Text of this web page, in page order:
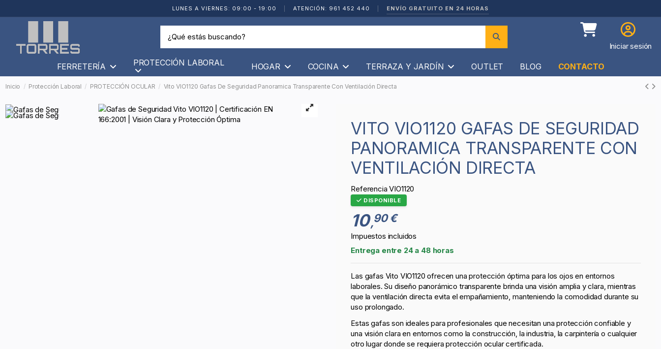
LUNES A VIERNES: 09:00 - 19:00 ATENCIÓN: 961 452 440 ENVÍO GRATUITO EN 24 HORAS
Iniciar sesión
FERRETERÍA PROTECCIÓN LABORAL HOGAR COCINA TERRAZA Y JARDÍN OUTLET BLOG CONTACTO
Inicio Protección Laboral PROTECCIÓN OCULAR Vito VIO1120 Gafas De Seguridad Panoramica Transparente Con Ventilación Directa
VITO VIO1120 GAFAS DE SEGURIDAD
PANORAMICA TRANSPARENTE CON
VENTILACIÓN DIRECTA
Referencia VIO1120
DISPONIBLE
10,90 €
Impuestos incluidos
Entrega entre 24 a 48 horas
Las gafas Vito VIO1120 ofrecen una protección óptima para los ojos en entornos
laborales. Su diseño panorámico transparente brinda una visión amplia y clara, mientras
que la ventilación directa evita el empañamiento, manteniendo la comodidad durante su
uso prolongado.
Estas gafas son ideales para profesionales que necesitan una protección confiable y
una visión clara en entornos como la construcción, la industria, la carpintería o cualquier
otro lugar donde se requiera protección ocular certificada.